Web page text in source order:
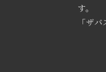
す。
「ザ